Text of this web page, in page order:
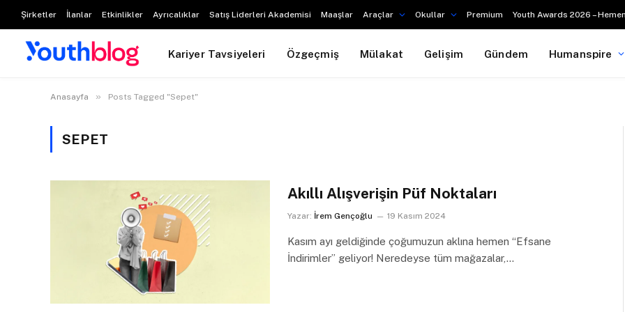
Şirketler İlanlar Etkinlikler Ayrıcalıklar Satış Liderleri Akademisi Maaşlar Araçlar Okullar Premium Youth Awards 2026 –
Kariyer Tavsiyeleri Özgeçmiş Mülakat Gelişim Gündem Humanspire
Anasayfa » Posts Tagged "Sepet"
SEPET
Akıllı Alışverişin Püf Noktaları
Yazar: İrem Gençoğlu 19 Kasım 2024
Kasım ayı geldiğinde çoğumuzun aklına hemen “Efsane
İndirimler” geliyor! Neredeyse tüm mağazalar,…